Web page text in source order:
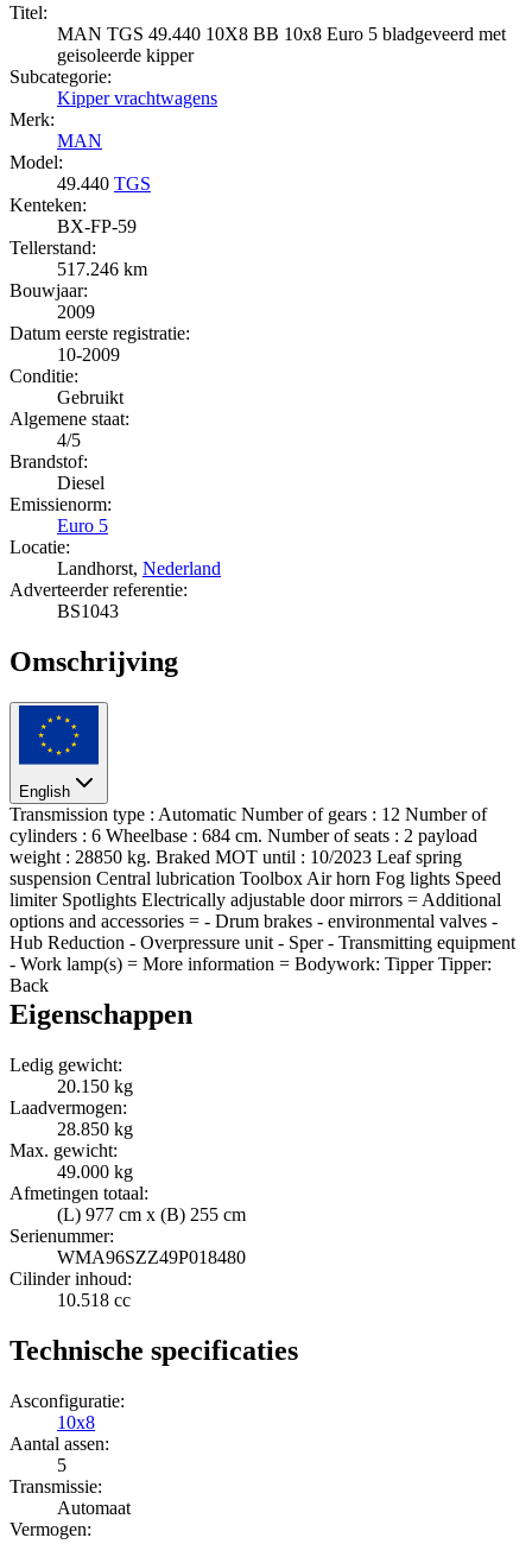
Titel:
MAN TGS 49.440 10X8 BB 10x8 Euro 5 bladgeveerd met
geisoleerde kipper
Subcategorie:
Kipper vrachtwagens
Merk:
MAN
Model:
49.440 TGS
Kenteken:
BX-FP-59
Tellerstand:
517.246 km
Bouwjaar:
2009
Datum eerste registratie:
10-2009
Conditie:
Gebruikt
Algemene staat:
4/5
Brandstof:
Diesel
Emissienorm:
Euro 5
Locatie:
Landhorst, Nederland
Adverteerder referentie:
BS1043
Omschrijving
English
Transmission type : Automatic Number of gears : 12 Number of
cylinders : 6 Wheelbase : 684 cm. Number of seats : 2 payload
weight : 28850 kg. Braked MOT until : 10/2023 Leaf spring
suspension Central lubrication Toolbox Air horn Fog lights Speed
limiter Spotlights Electrically adjustable door mirrors = Additional
options and accessories = - Drum brakes - environmental valves -
Hub Reduction - Overpressure unit - Sper - Transmitting equipment
- Work lamp(s) = More information = Bodywork: Tipper Tipper:
Back
Eigenschappen
Ledig gewicht:
20.150 kg
Laadvermogen:
28.850 kg
Max. gewicht:
49.000 kg
Afmetingen totaal:
(L) 977 cm x (B) 255 cm
Serienummer:
WMA96SZZ49P018480
Cilinder inhoud:
10.518 cc
Technische specificaties
Asconfiguratie:
10x8
Aantal assen:
5
Transmissie:
Automaat
Vermogen: